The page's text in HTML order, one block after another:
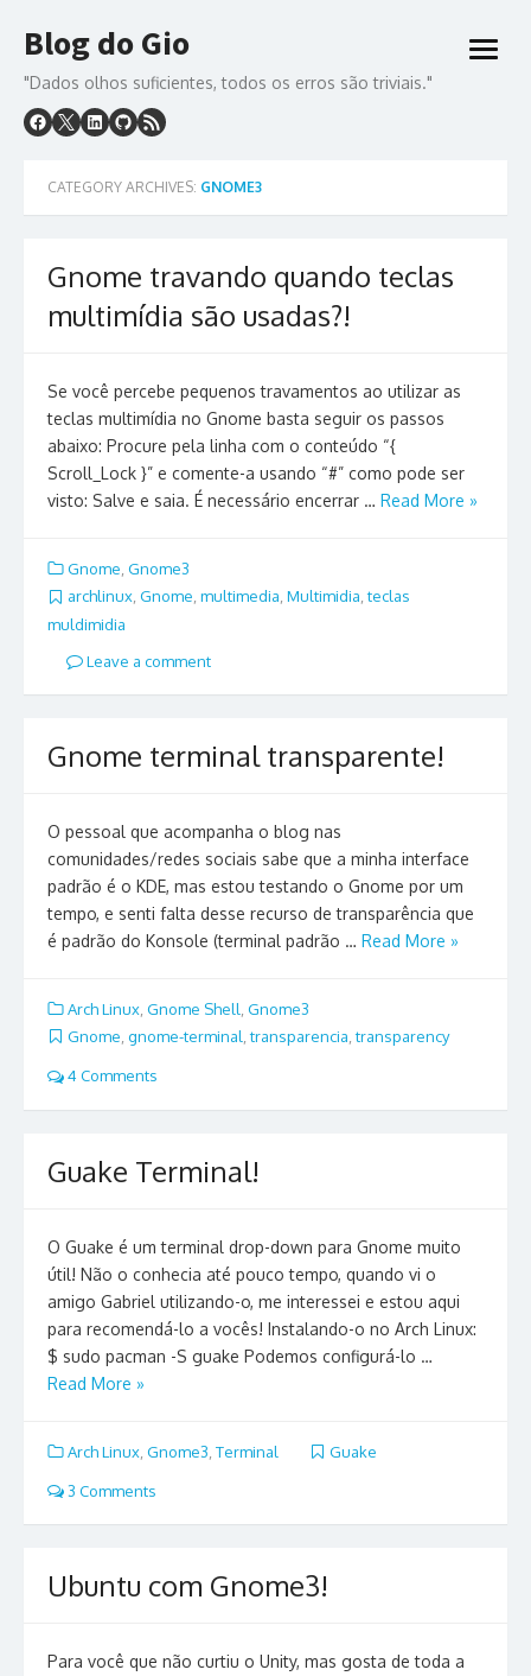
to
content
Blog do Gio
"Dados olhos suficientes, todos os erros são triviais."
open
CATEGORY ARCHIVES: GNOME3
Gnome travando quando teclas
multimídia são usadas?!
Se você percebe pequenos travamentos ao utilizar as
teclas multimídia no Gnome basta seguir os passos
abaixo: Procure pela linha com o conteúdo “{
Scroll_Lock }” e comente-a usando “#” como pode ser
visto: Salve e saia. É necessário encerrar … Read More »
Gnome Gnome3
archlinux, Gnome, multimedia, Multimidia,teclas
muldimidia
Leave a comment
Gnome terminal transparente!
O pessoal que acompanha o blog nas
comunidades/redes sociais sabe que a minha interface
padrão é o KDE, mas estou testando o Gnome por um
tempo, e senti falta desse recurso de transparência que
é padrão do Konsole (terminal padrão … Read More »
Arch Linux Gnome Shell Gnome3
Gnome gnome-terminal ,transparencia ,transparency
4 Comments
Guake Terminal!
O Guake é um terminal drop-down para Gnome muito
útil! Não o conhecia até pouco tempo, quando vi o
amigo Gabriel utilizando-o, me interessei e estou aqui
para recomendá-lo a vocês! Instalando-o no Arch Linux:
$ sudo pacman -S guake Podemos configurá-lo …
Read More »
Arch Linux Gnome3 Terminal Guake
3 Comments
Ubuntu com Gnome3!
Para você que não curtiu o Unity, mas gosta de toda a